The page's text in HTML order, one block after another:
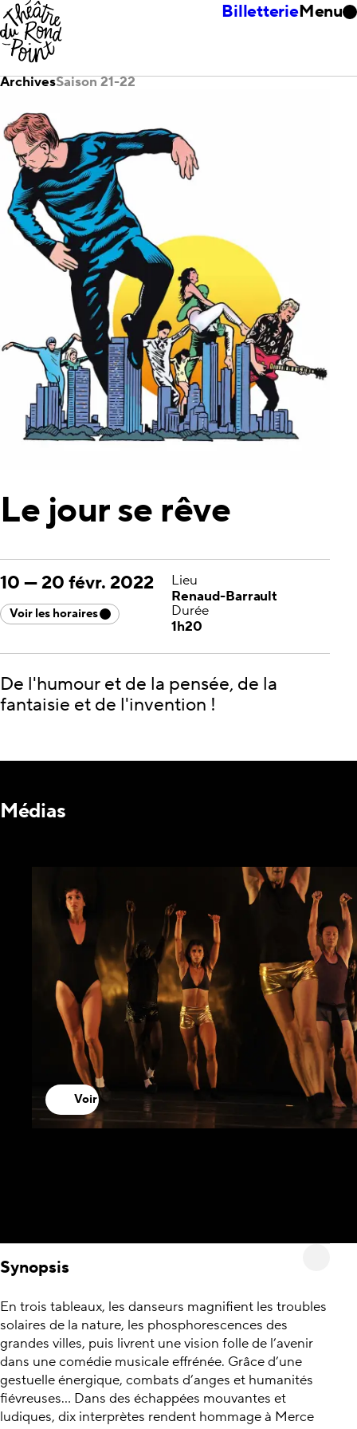
BilletterieMenu
ArchivesSaison 21-22
Le jour se rêve
10 —20 févr. 2022
Voir les horaires
Lieu
Renaud-Barrault
Durée
1h20
De l'humour et de la pensée, de la
fantaisie et de l'invention !
Médias
Voir
Synopsis
En trois tableaux, les danseurs magnifient les troubles
solaires de la nature, les phosphorescences des
grandes villes, puis livrent une vision folle de l’avenir
dans une comédie musicale effrénée. Grâce d’une
gestuelle énergique, combats d’anges et humanités
fiévreuses… Dans des échappées mouvantes et
ludiques, dix interprètes rendent hommage à Merce